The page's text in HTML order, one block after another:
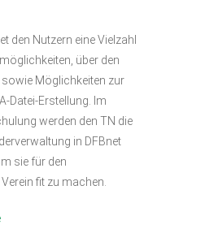
den Nutzern eine Vielzahl
über den
Möglichkeiten zur
Datei-Erstellung. Im
werden den TN die
in DFBnet
sie für den
fit zu machen.